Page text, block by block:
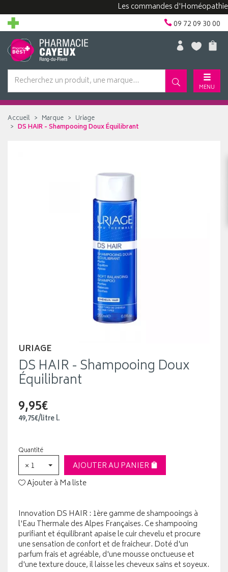
Les commandes d'Homéopathie
09 72 09 30 00
MENU
Accueil Marque
Uriage
DS HAIR - Shampooing Doux Équilibrant
URIAGE
DS HAIR - Shampooing Doux
Équilibrant
9,95€
49,75€/litrel.
Quantité
× 1
AJOUTER AU PANIER
Ajouter à Ma liste
Innovation DS HAIR : 1ère gamme de shampooings à
l'Eau Thermale des Alpes Françaises. Ce shampooing
purifiant et équilibrant apaise le cuir chevelu et procure
une sensation de confort et de fraicheur. Doté d'un
parfum frais et agréable, d'une mousse onctueuse et
d'une texture douce, il laisse les cheveux sains et soyeux.